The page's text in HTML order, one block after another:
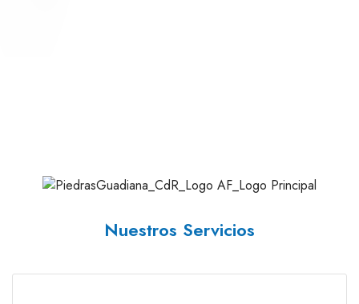
Nuestros Servicios